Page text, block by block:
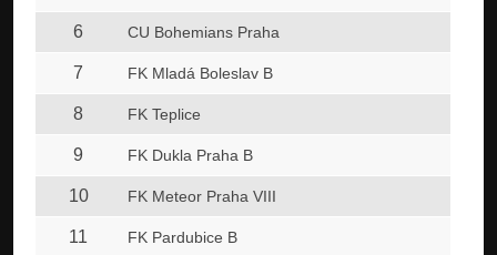
6 CU Bohemians Praha
7 FK Mladá Boleslav B
8 FK Teplice
9 FK Dukla Praha B
10 FK Meteor Praha VIII
11 FK Pardubice B